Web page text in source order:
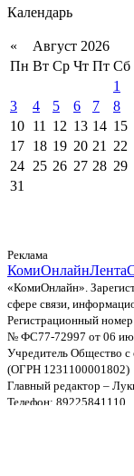
Календарь
« Август 2026
Пн Вт Ср Чт Пт Сб
1
3
4 5 6 7 8
10 11 12 13 14 15
17 18 19 20 21 22
24 25 26 27 28 29
31
Реклама
КомиОнлайнЛента
«КомиОнлайн».
сфере связи,
Регистрационный
№ ФС77-72997 от 06
Учредитель Общество
(ОГРН 1231100001802)
Главный редактор –
Телефон: 89225841110